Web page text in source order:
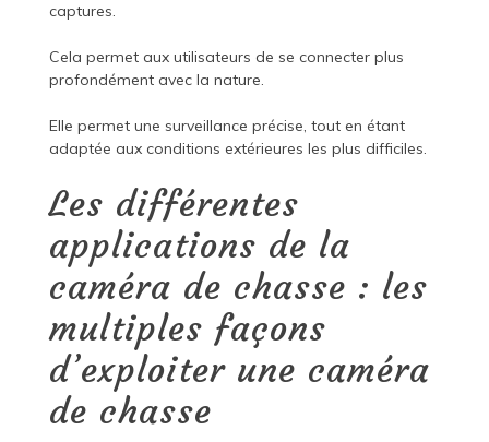
captures.
Cela permet aux utilisateurs de se connecter plus
profondément avec la nature.
Elle permet une surveillance précise, tout en étant
adaptée aux conditions extérieures les plus difficiles.
Les différentes
applications de la
caméra de chasse : les
multiples façons
d’exploiter une caméra
de chasse